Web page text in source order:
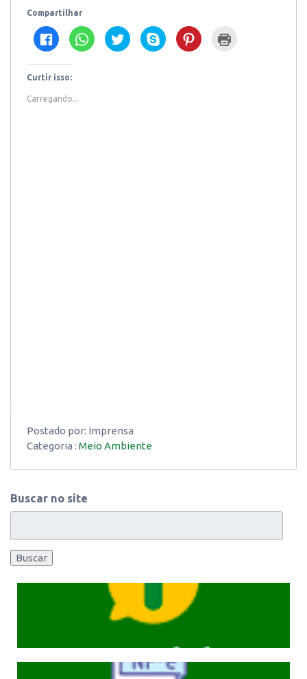
Compartilhar
Clique
para
compartilhar
Facebook(abre
em
nova
janela)
Clique
para
compartilhar
Clique
para
compartilhar
Clique
para
compartilhar
Clique
para
compartilhar
Curtir isso:
Carregando...
Postado por: Imprensa
Categoria : Meio Ambiente
Buscar no site
Buscar
Cliqeu aqui